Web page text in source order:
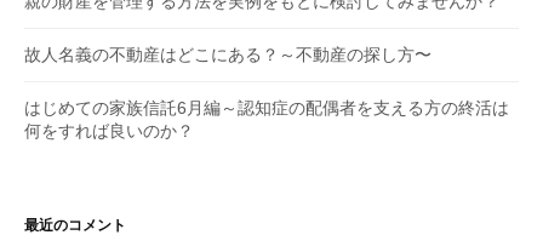
故人名義の不動産はどこにある？～不動産の探し方〜
はじめての家族信託6月編～認知症の配偶者を支える方の終活は
何をすれば良いのか？
最近のコメント